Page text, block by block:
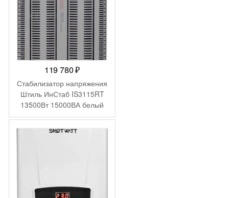
119 780₽
Стабилизатор напряжения
Штиль ИнСтаб IS3115RT
13500Вт 15000ВА белый